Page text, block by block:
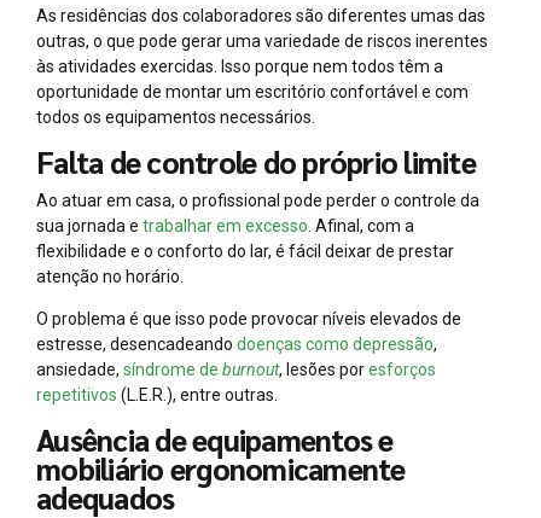
As residências dos colaboradores são diferentes umas das
outras, o que pode gerar uma variedade de riscos inerentes
às atividades exercidas. Isso porque nem todos têm a
oportunidade de montar um escritório confortável e com
todos os equipamentos necessários.
Falta de controle do próprio limite
Ao atuar em casa, o profissional pode perder o controle da
sua jornada e trabalhar em excesso . Afinal, com a
flexibilidade e o conforto do lar, é fácil deixar de prestar
atenção no horário.
O problema é que isso pode provocar níveis elevados de
estresse, desencadeando doenças como depressão,
ansiedade, síndrome de burnout, lesões poresforços
repetitivos (L.E.R.), entre outras.
Ausência de equipamentos e
mobiliário ergonomicamente
adequados